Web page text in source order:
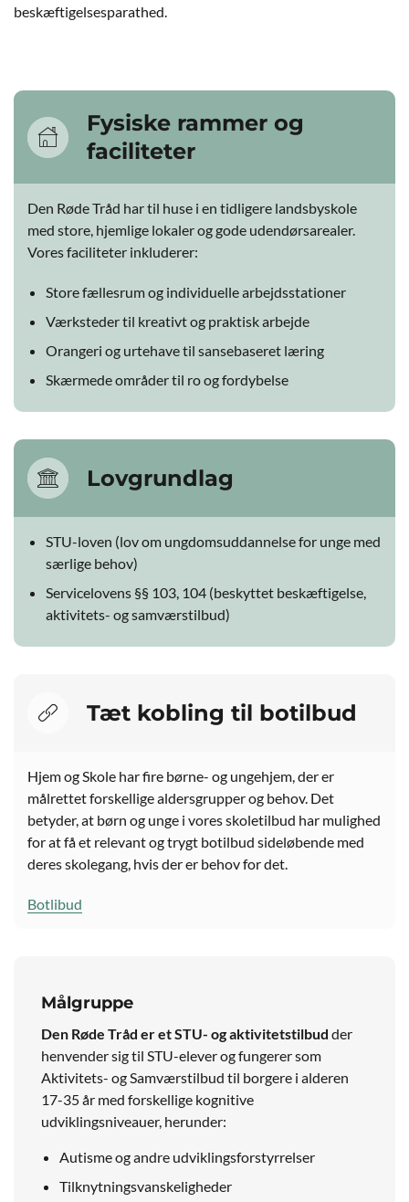
beskæftigelsesparathed.
Fysiske rammer og
faciliteter
Den Røde Tråd har til huse i en tidligere landsbyskole
med store, hjemlige lokaler og gode udendørsarealer.
Vores faciliteter inkluderer:
Store fællesrum og individuelle arbejdsstationer
Værksteder til kreativt og praktisk arbejde
Orangeri og urtehave til sansebaseret læring
Skærmede områder til ro og fordybelse
Lovgrundlag
STU-loven (lov om ungdomsuddannelse for unge med
særlige behov)
Servicelovens §§ 103, 104 (beskyttet beskæftigelse,
aktivitets- og samværstilbud)
Tæt kobling til botilbud
Hjem og Skole har fire børne- og ungehjem, der er
målrettet forskellige aldersgrupper og behov. Det
betyder, at børn og unge i vores skoletilbud har mulighed
for at få et relevant og trygt botilbud sideløbende med
deres skolegang, hvis der er behov for det.
Botlibud
Målgruppe
Den Røde Tråd er et STU- og aktivitetstilbud der
henvender sig til STU-elever og fungerer som
Aktivitets- og Samværstilbud til borgere i alderen
17-35 år med forskellige kognitive
udviklingsniveauer, herunder:
Autisme og andre udviklingsforstyrrelser
Tilknytningsvanskeligheder